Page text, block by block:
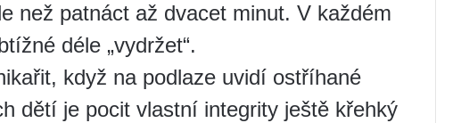
než patnáct až dvacet minut. V každém
déle „vydržet“.
když na podlaze uvidí ostříhané
dětí je pocit vlastní integrity ještě křehký